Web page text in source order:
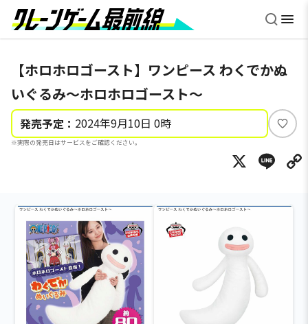
【ホロホロゴースト】ワンピース わくでかぬ
いぐるみ～ホロホロゴースト～
発売予定： 2024年9月10日 0時
※実際の発売日はサービスをご確認ください。
い
ね
X